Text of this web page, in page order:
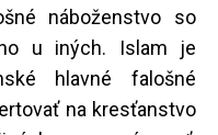
náboženstvo so
u iných. Islam je
hlavné falošné
na kresťanstvo